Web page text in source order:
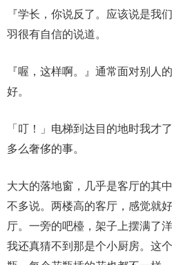
『学长，你说反了。应该说是我
羽很有自信的说道。
『喔，这样啊。』通常面对别人
好。
「叮！」电梯到达目的地时我才
多么奢侈的事。
大大的落地窗，几乎是客厅的其
不多说。两楼高的客厅，感觉就
厅。一旁的吧檯，架子上摆满了
我还真猜不到那是个小厨房。这